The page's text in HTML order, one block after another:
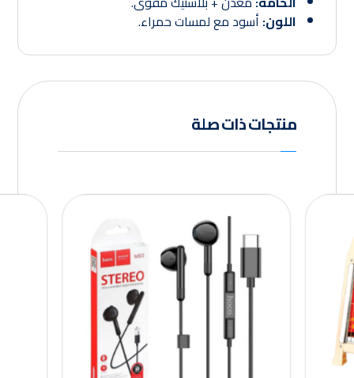
اللون: أسود مع لمسات حمراء.
منتجات ذات صلة